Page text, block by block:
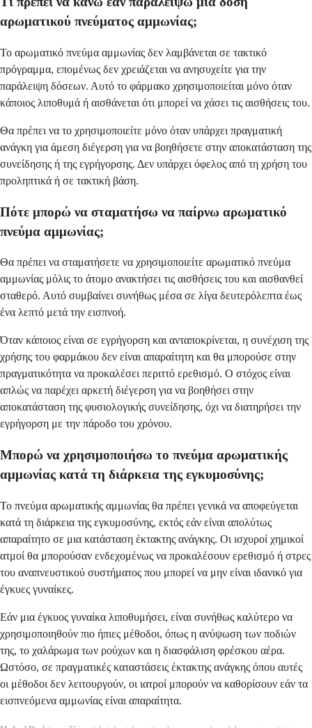
αρωματικού πνεύματος αμμωνίας;
Το αρωματικό πνεύμα αμμωνίας δεν λαμβάνεται σε τακτικό
πρόγραμμα, επομένως δεν χρειάζεται να ανησυχείτε για την
παράλειψη δόσεων. Αυτό το φάρμακο χρησιμοποιείται μόνο όταν
κάποιος λιποθυμά ή αισθάνεται ότι μπορεί να χάσει τις αισθήσεις του.
Θα πρέπει να το χρησιμοποιείτε μόνο όταν υπάρχει πραγματική
ανάγκη για άμεση διέγερση για να βοηθήσετε στην αποκατάσταση της
συνείδησης ή της εγρήγορσης. Δεν υπάρχει όφελος από τη χρήση του
προληπτικά ή σε τακτική βάση.
Πότε μπορώ να σταματήσω να παίρνω αρωματικό
πνεύμα αμμωνίας;
Θα πρέπει να σταματήσετε να χρησιμοποιείτε αρωματικό πνεύμα
αμμωνίας μόλις το άτομο ανακτήσει τις αισθήσεις του και αισθανθεί
σταθερό. Αυτό συμβαίνει συνήθως μέσα σε λίγα δευτερόλεπτα έως
ένα λεπτό μετά την εισπνοή.
Όταν κάποιος είναι σε εγρήγορση και ανταποκρίνεται, η συνέχιση της
χρήσης του φαρμάκου δεν είναι απαραίτητη και θα μπορούσε στην
πραγματικότητα να προκαλέσει περιττό ερεθισμό. Ο στόχος είναι
απλώς να παρέχει αρκετή διέγερση για να βοηθήσει στην
αποκατάσταση της φυσιολογικής συνείδησης, όχι να διατηρήσει την
εγρήγορση με την πάροδο του χρόνου.
Μπορώ να χρησιμοποιήσω το πνεύμα αρωματικής
αμμωνίας κατά τη διάρκεια της εγκυμοσύνης;
Το πνεύμα αρωματικής αμμωνίας θα πρέπει γενικά να αποφεύγεται
κατά τη διάρκεια της εγκυμοσύνης, εκτός εάν είναι απολύτως
απαραίτητο σε μια κατάσταση έκτακτης ανάγκης. Οι ισχυροί χημικοί
ατμοί θα μπορούσαν ενδεχομένως να προκαλέσουν ερεθισμό ή στρες
του αναπνευστικού συστήματος που μπορεί να μην είναι ιδανικό για
έγκυες γυναίκες.
Εάν μια έγκυος γυναίκα λιποθυμήσει, είναι συνήθως καλύτερο να
χρησιμοποιηθούν πιο ήπιες μέθοδοι, όπως η ανύψωση των ποδιών
της, το χαλάρωμα των ρούχων και η διασφάλιση φρέσκου αέρα.
Ωστόσο, σε πραγματικές καταστάσεις έκτακτης ανάγκης όπου αυτές
οι μέθοδοι δεν λειτουργούν, οι ιατροί μπορούν να καθορίσουν εάν τα
εισπνεόμενα αμμωνίας είναι απαραίτητα.